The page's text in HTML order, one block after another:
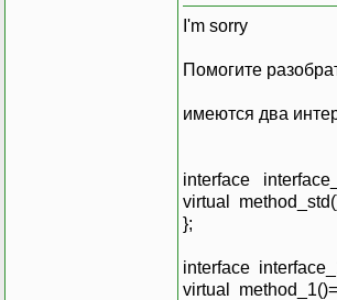
I'm sorry
Помогите
имеются два
interface
virtual
};
interface
virtual